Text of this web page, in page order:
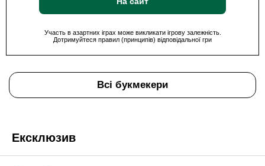
Участь в азартних іграх може викликати ігрову залежність.
Дотримуйтеся правил (принципів) відповідальної гри
Всі букмекери
Ексклюзив